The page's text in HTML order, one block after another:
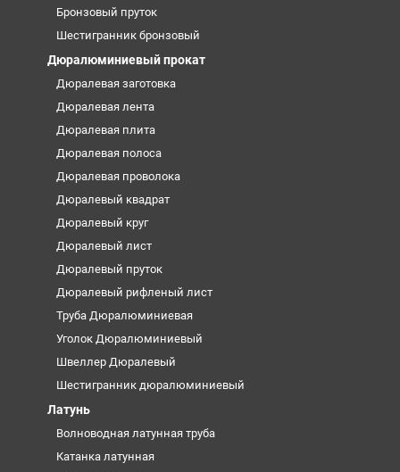
Бронзовый пруток
Шестигранник бронзовый
Дюралюминиевый прокат
Дюралевая заготовка
Дюралевая лента
Дюралевая плита
Дюралевая полоса
Дюралевая проволока
Дюралевый квадрат
Дюралевый круг
Дюралевый лист
Дюралевый пруток
Дюралевый рифленый лист
Труба Дюралюминиевая
Уголок Дюралюминиевый
Швеллер Дюралевый
Шестигранник дюралюминиевый
Латунь
Волноводная латунная труба
Катанка латунная